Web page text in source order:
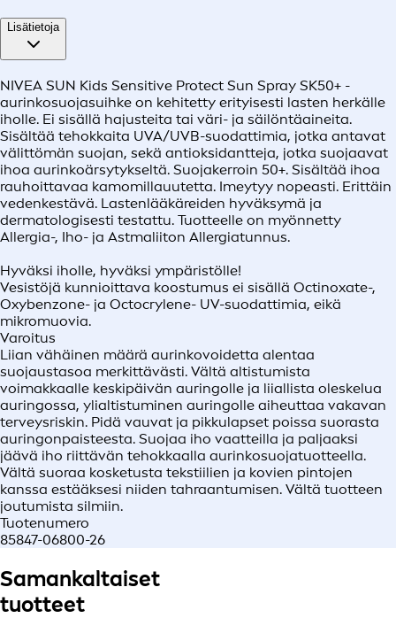
Lisätietoja
NIVEA SUN Kids Sensitive Protect Sun Spray SK50+ -
aurinkosuojasuihke on kehitetty erityisesti lasten herkälle
iholle. Ei sisällä hajusteita tai väri- ja säilöntäaineita.
Sisältää tehokkaita UVA/UVB-suodattimia, jotka antavat
välittömän suojan, sekä antioksidantteja, jotka suojaavat
ihoa aurinkoärsytykseltä. Suojakerroin 50+. Sisältää ihoa
rauhoittavaa kamomillauutetta. Imeytyy nopeasti. Erittäin
vedenkestävä. Lastenlääkäreiden hyväksymä ja
dermatologisesti testattu. Tuotteelle on myönnetty
Allergia-, Iho- ja Astmaliiton Allergiatunnus.
Hyväksi iholle, hyväksi ympäristölle!
Vesistöjä kunnioittava koostumus ei sisällä Octinoxate-,
Oxybenzone- ja Octocrylene- UV-suodattimia, eikä
mikromuovia.
Varoitus
Liian vähäinen määrä aurinkovoidetta alentaa
suojaustasoa merkittävästi. Vältä altistumista
voimakkaalle keskipäivän auringolle ja liiallista oleskelua
auringossa, ylialtistuminen auringolle aiheuttaa vakavan
terveysriskin. Pidä vauvat ja pikkulapset poissa suorasta
auringonpaisteesta. Suojaa iho vaatteilla ja paljaaksi
jäävä iho riittävän tehokkaalla aurinkosuojatuotteella.
Vältä suoraa kosketusta tekstiilien ja kovien pintojen
kanssa estääksesi niiden tahraantumisen. Vältä tuotteen
joutumista silmiin.
Tuotenumero
85847-06800-26
Samankaltaiset
tuotteet